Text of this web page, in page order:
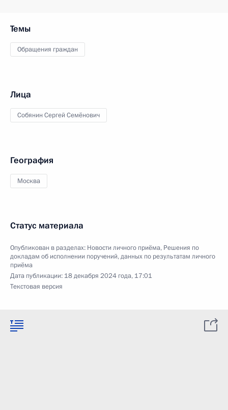
Темы
Обращения граждан
Лица
Собянин Сергей Семёнович
География
Москва
Статус материала
Опубликован в разделах: Новости личного приёма, Решения по
докладам об исполнении поручений, данных по результатам личного
приёма
Дата публикации: 18 декабря 2024 года, 17:01
Текстовая версия